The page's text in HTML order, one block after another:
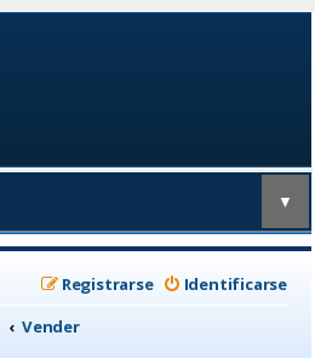
▼
Identificarse
Registrarse
Vender